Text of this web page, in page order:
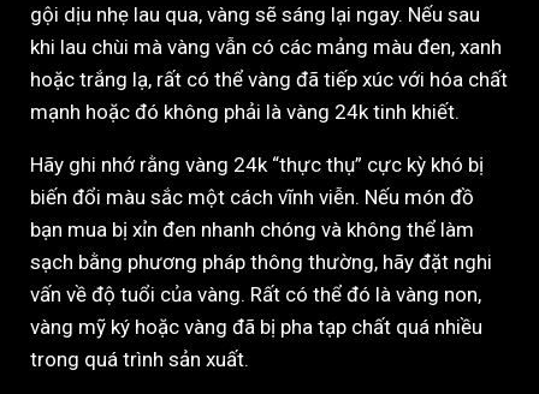
gội dịu nhẹ lau qua, vàng sẽ sáng lại ngay. Nếu sau
khi lau chùi mà vàng vẫn có các mảng màu đen, xanh
hoặc trắng lạ, rất có thể vàng đã tiếp xúc với hóa chất
mạnh hoặc đó không phải là vàng 24k tinh khiết.
Hãy ghi nhớ rằng vàng 24k “thực thụ” cực kỳ khó bị
biến đổi màu sắc một cách vĩnh viễn. Nếu món đồ
bạn mua bị xỉn đen nhanh chóng và không thể làm
sạch bằng phương pháp thông thường, hãy đặt nghi
vấn về độ tuổi của vàng. Rất có thể đó là vàng non,
vàng mỹ ký hoặc vàng đã bị pha tạp chất quá nhiều
trong quá trình sản xuất.